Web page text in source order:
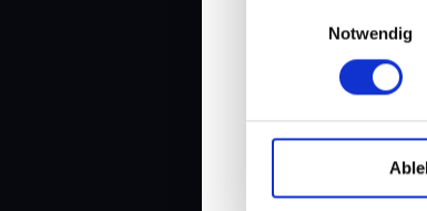
Notwendig
#249: Der